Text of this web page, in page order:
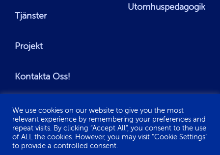
Tjänster
Projekt
Kontakta Oss!
Utomhuspedagogik
© Copyright 2022 | Nordic Play | All Rights Reserved
We use cookies on our website to give you the most
relevant experience by remembering your preferences and
repeat visits. By clicking “Accept All”, you consent to the use
of ALL the cookies. However, you may visit "Cookie Settings"
to provide a controlled consent.